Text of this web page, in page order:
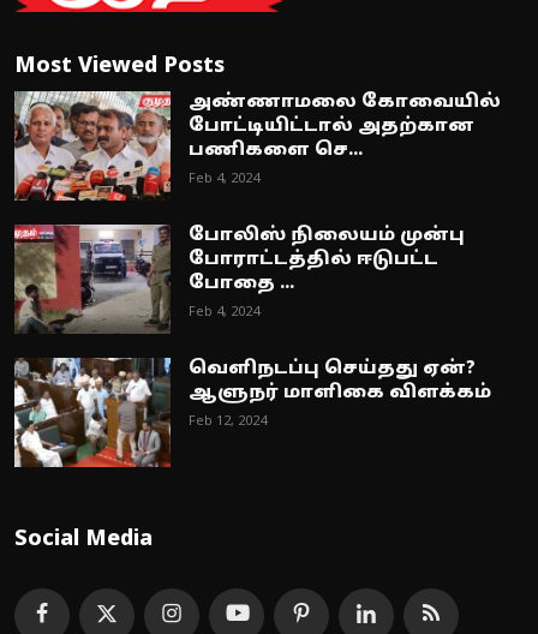
Most Viewed Posts
அண்ணாமலை கோவையில்
போட்டியிட்டால் அதற்கான
பணிகளை செ...
Feb 4, 2024
போலிஸ் நிலையம் முன்பு
போராட்டத்தில் ஈடுபட்ட
போதை ...
Feb 4, 2024
வெளிநடப்பு செய்தது ஏன்?
ஆளுநர் மாளிகை விளக்கம்
Feb 12, 2024
Social Media